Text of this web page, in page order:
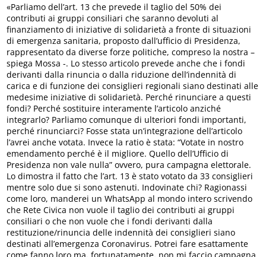
«Parliamo dell’art. 13 che prevede il taglio del 50% dei
contributi ai gruppi consiliari che saranno devoluti al
finanziamento di iniziative di solidarietà a fronte di situazioni
di emergenza sanitaria, proposto dall’ufficio di Presidenza,
rappresentato da diverse forze politiche, compreso la nostra –
spiega Mossa -. Lo stesso articolo prevede anche che i fondi
derivanti dalla rinuncia o dalla riduzione dell’indennità di
carica e di funzione dei consiglieri regionali siano destinati alle
medesime iniziative di solidarietà. Perché rinunciare a questi
fondi? Perché sostituire interamente l’articolo anziché
integrarlo? Parliamo comunque di ulteriori fondi importanti,
perché rinunciarci? Fosse stata un’integrazione dell’articolo
l’avrei anche votata. Invece la ratio è stata: “Votate in nostro
emendamento perché è il migliore. Quello dell’Ufficio di
Presidenza non vale nulla” ovvero, pura campagna elettorale.
Lo dimostra il fatto che l’art. 13 è stato votato da 33 consiglieri
mentre solo due si sono astenuti. Indovinate chi? Ragionassi
come loro, manderei un WhatsApp al mondo intero scrivendo
che Rete Civica non vuole il taglio dei contributi ai gruppi
consiliari o che non vuole che i fondi derivanti dalla
restituzione/rinuncia delle indennità dei consiglieri siano
destinati all’emergenza Coronavirus. Potrei fare esattamente
come fanno loro ma, fortunatamente, non mi faccio campagna